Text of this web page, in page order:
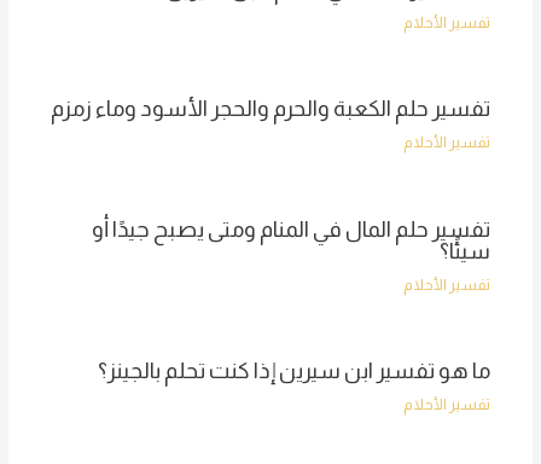
تفسير الأحلام
تفسير حلم الكعبة والحرم والحجر الأسود وماء زمزم
تفسير الأحلام
تفسير حلم المال في المنام ومتى يصبح جيدًا أو
سيئًا؟
تفسير الأحلام
ما هو تفسير ابن سيرين إذا كنت تحلم بالجينز؟
تفسير الأحلام